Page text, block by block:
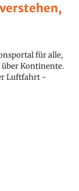
verstehen,
für alle,
Kontinente.
Luftfahrt -